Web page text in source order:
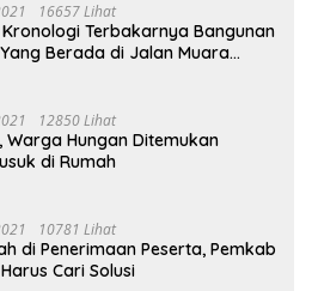
16657 Lihat
Kronologi Terbakarnya Bangunan
Berada di Jalan Muara
12850 Lihat
Warga Hungan Ditemukan
di Rumah
10781 Lihat
di Penerimaan Peserta, Pemkab
Cari Solusi